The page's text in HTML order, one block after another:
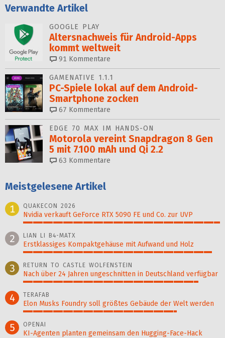
Verwandte Artikel
GOOGLE PLAY
Altersnachweis für Android-Apps
kommt weltweit
91 Kommentare
GAMENATIVE 1.1.1
PC-Spiele lokal auf dem Android-
Smartphone zocken
67 Kommentare
EDGE 70 MAX IM HANDS-ON
Motorola vereint Snapdragon 8 Gen
5 mit 7.100 mAh und Qi 2.2
63 Kommentare
Meistgelesene Artikel
1
QUAKECON 2026
Nvidia verkauft GeForce RTX 5090 FE und Co. zur UVP
100%
2 LIAN LI B4-MATX
Erstklassiges Kompaktgehäuse mit Aufwand und Holz
96%
3 RETURN TO CASTLE WOLFENSTEIN
Nach über 24 Jahren ungeschnitten in Deutschland verfügbar
89%
4 TERAFAB
Elon Musks Foundry soll größ­tes Gebäude der Welt werden
78%
5 OPENAI
KI-Agenten planten gemein­sam den Hugging-Face-Hack